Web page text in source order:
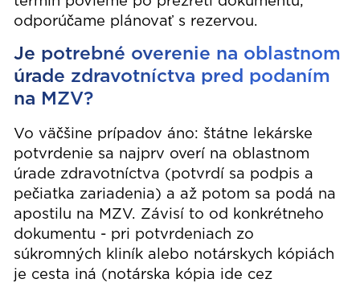
odporúčame plánovať s rezervou.
Je potrebné overenie na oblastnom
úrade zdravotníctva pred podaním
na MZV?
Vo väčšine prípadov áno: štátne lekárske
potvrdenie sa najprv overí na oblastnom
úrade zdravotníctva (potvrdí sa podpis a
pečiatka zariadenia) a až potom sa podá na
apostilu na MZV. Závisí to od konkrétneho
dokumentu - pri potvrdeniach zo
súkromných kliník alebo notárskych kópiách
je cesta iná (notárska kópia ide cez